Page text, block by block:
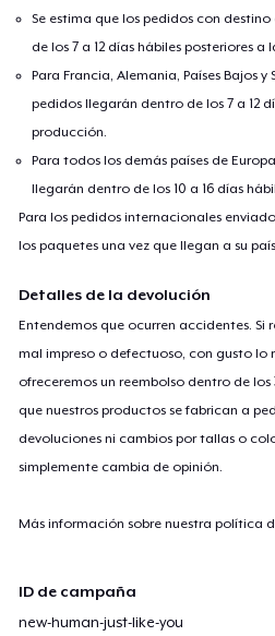
Se estima que los pedidos con
de los 7 a 12 días hábiles posteriores a
Para Francia, Alemania, Países Bajos y
pedidos llegarán dentro de los 7 a 12
producción.
Para todos los demás países de
llegarán dentro de los 10 a 16 días
Para los pedidos internacionales
los paquetes una vez que llegan a su
Detalles de la devolución
Entendemos que ocurren accidentes. Si
mal impreso o defectuoso, con gusto lo
ofreceremos un reembolso dentro de
que nuestros productos se fabrican a
devoluciones ni cambios por tallas o
simplemente cambia de opinión.
Más información sobre nuestra política
ID de campaña
new-human-just-like-you